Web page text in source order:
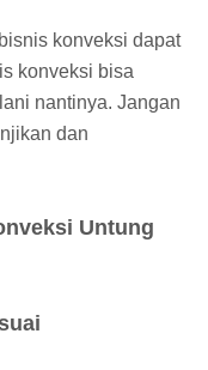
konveksi dapat
konveksi bisa
nantinya. Jangan
dan
Untung